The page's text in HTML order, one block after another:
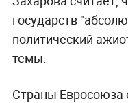
государств
политический
темы.
Страны Евросоюза